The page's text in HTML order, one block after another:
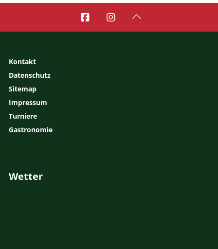
  
Kontakt
Datenschutz
Sitemap
Impressum
Turniere
Gastronomie
Wetter